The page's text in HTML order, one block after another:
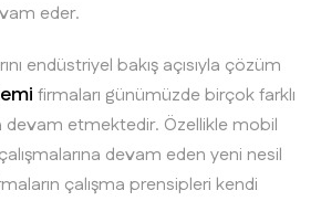
eder.
endüstriyel bakış açısıyla çözüm
firmaları günümüzde birçok farklı
etmektedir. Özellikle mobil
devam eden yeni nesil
çalışma prensipleri kendi